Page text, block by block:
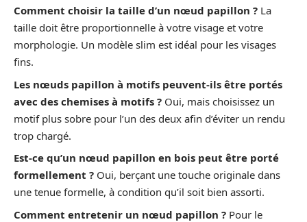
Comment choisir la taille d’un nœud papillon ? La
taille doit être proportionnelle à votre visage et votre
morphologie. Un modèle slim est idéal pour les visages
fins.
Les nœuds papillon à motifs peuvent-ils être portés
avec des chemises à motifs ? Oui, mais choisissez un
motif plus sobre pour l’un des deux afin d’éviter un rendu
trop chargé.
Est-ce qu’un nœud papillon en bois peut être porté
formellement ? Oui, berçant une touche originale dans
une tenue formelle, à condition qu’il soit bien assorti.
Comment entretenir un nœud papillon ? Pour le